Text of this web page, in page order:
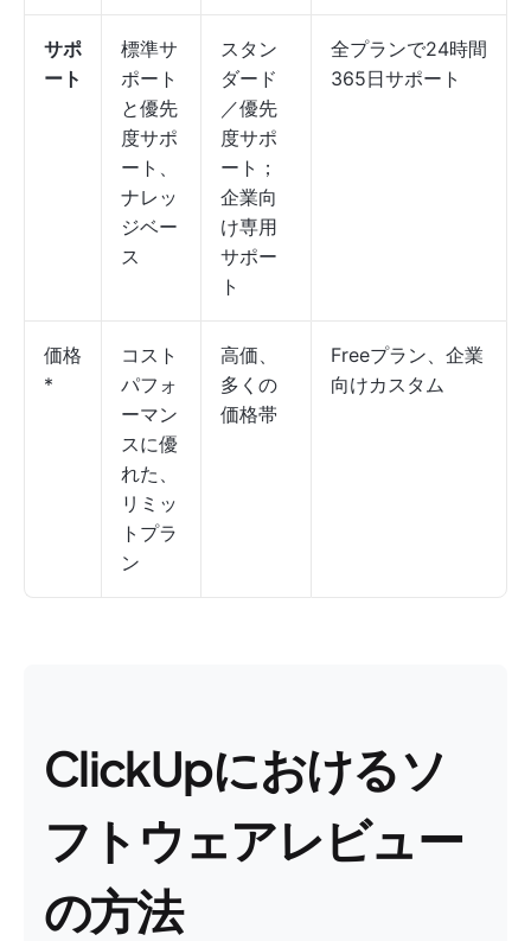
サポ
ート
標準サ
ポート
と優先
度サポ
ート、
ナレッ
ジベー
ス
スタン
ダード
／優先
度サポ
ート；
企業向
け専用
サポー
ト
全プランで24時間
365日サポート
価格
*
コスト
パフォ
ーマン
スに優
れた、
リミッ
トプラ
ン
高価、
多くの
価格帯
Freeプラン、企業
向けカスタム
ClickUpにおけるソ
フトウェアレビュー
の方法